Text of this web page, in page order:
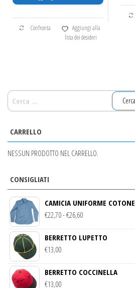
Confronta
Aggiungi alla
lista dei desideri
RICERCA
PER:
CARRELLO
NESSUN PRODOTTO NEL CARRELLO.
CONSIGLIATI
CAMICIA UNIFORME COTONE
€22,70-€26,60FASCIA
PREZZO:
A
BERRETTO LUPETTO
€13,00
BERRETTO COCCINELLA
€13,00